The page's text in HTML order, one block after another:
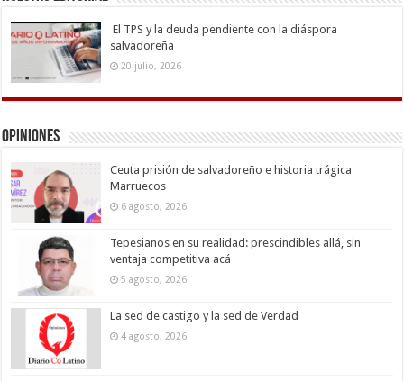
El TPS y la deuda pendiente con la diáspora
salvadoreña
20 julio, 2026
Opiniones
Ceuta prisión de salvadoreño e historia trágica
Marruecos
6 agosto, 2026
Tepesianos en su realidad: prescindibles allá, sin
ventaja competitiva acá
5 agosto, 2026
La sed de castigo y la sed de Verdad
4 agosto, 2026